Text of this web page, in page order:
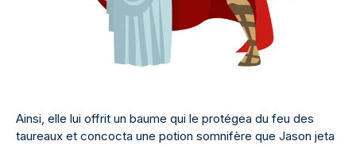
Ainsi, elle lui offrit un baume qui le protégea du feu des
taureaux et concocta une potion somnifère que Jason jeta